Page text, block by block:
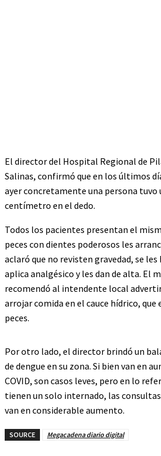
El director del Hospital Regional de
Salinas, confirmó que en los últimos
ayer concretamente una persona tuvo
centímetro en el dedo.
Todos los pacientes presentan el
peces con dientes poderosos les
aclaró que no revisten gravedad, se les
aplica analgésico y les dan de alta. El
recomendó al intendente local
arrojar comida en el cauce hídrico, que
peces.
Por otro lado, el director brindó un
de dengue en su zona. Si bien van en
COVID, son casos leves, pero en lo
tienen un solo internado, las
van en considerable aumento.
SOURCE Megacadena diario digital